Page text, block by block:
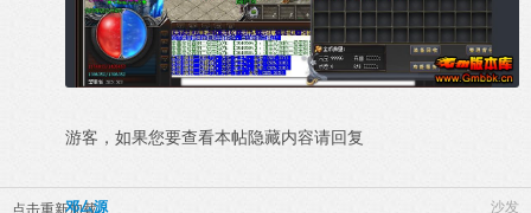
游客，如果您要查看本帖隐藏内容请回复
点击重新加载 沙发
邓厶源